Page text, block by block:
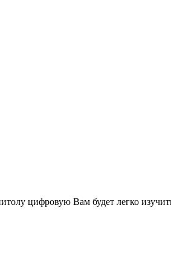
цифровую Вам будет легко